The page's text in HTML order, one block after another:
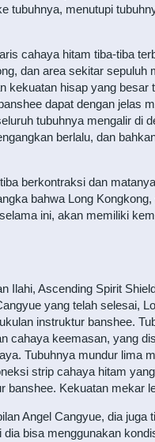
tubuhnya, menutupi
cahaya hitam tiba-tiba
dan area sekitar sepuluh
kekuatan hisap yang besar
dapat dengan jelas
tubuhnya mengalir di
berlalu, dan
berkontraksi dan
bahwa Long Kongkong,
ini, akan memiliki
Ilahi, Ascending Spirit
yang telah selesai,
instruktur banshee.
cahaya keemasan, yang
Tubuhnya mundur lima
strip cahaya hitam
banshee. Kekuatan mekar
Angel Cangyue, dia juga
dia bisa menggunakan